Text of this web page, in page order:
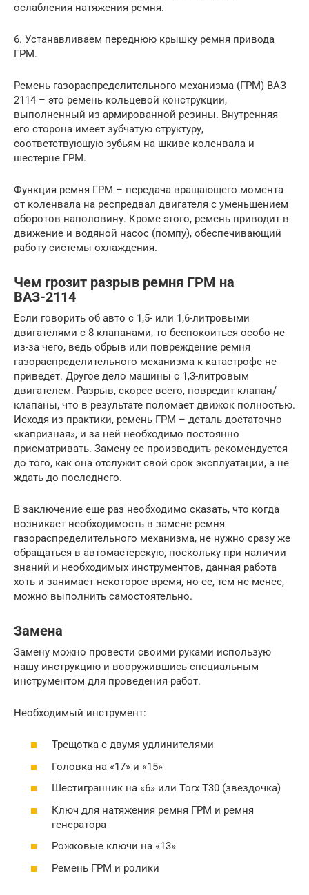
ослабления натяжения ремня.
6. Устанавливаем переднюю крышку ремня привода
ГРМ.
Ремень газораспределительного механизма (ГРМ) ВАЗ
2114 – это ремень кольцевой конструкции,
выполненный из армированной резины. Внутренняя
его сторона имеет зубчатую структуру,
соответствующую зубьям на шкиве коленвала и
шестерне ГРМ.
Функция ремня ГРМ – передача вращающего момента
от коленвала на респредвал двигателя с уменьшением
оборотов наполовину. Кроме этого, ремень приводит в
движение и водяной насос (помпу), обеспечивающий
работу системы охлаждения.
Чем грозит разрыв ремня ГРМ на
ВАЗ-2114
Если говорить об авто с 1,5- или 1,6-литровыми
двигателями с 8 клапанами, то беспокоиться особо не
из-за чего, ведь обрыв или повреждение ремня
газораспределительного механизма к катастрофе не
приведет. Другое дело машины с 1,3-литровым
двигателем. Разрыв, скорее всего, повредит клапан/
клапаны, что в результате поломает движок полностью.
Исходя из практики, ремень ГРМ – деталь достаточно
«капризная», и за ней необходимо постоянно
присматривать. Замену ее производить рекомендуется
до того, как она отслужит свой срок эксплуатации, а не
ждать до последнего.
В заключение еще раз необходимо сказать, что когда
возникает необходимость в замене ремня
газораспределительного механизма, не нужно сразу же
обращаться в автомастерскую, поскольку при наличии
знаний и необходимых инструментов, данная работа
хоть и занимает некоторое время, но ее, тем не менее,
можно выполнить самостоятельно.
Замена
Замену можно провести своими руками использую
нашу инструкцию и вооружившись специальным
инструментом для проведения работ.
Необходимый инструмент:
Трещотка с двумя удлинителями
Головка на «17» и «15»
Шестигранник на «6» или Torx T30 (звездочка)
Ключ для натяжения ремня ГРМ и ремня
генератора
Рожковые ключи на «13»
Ремень ГРМ и ролики